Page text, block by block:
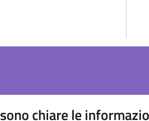
chiare le